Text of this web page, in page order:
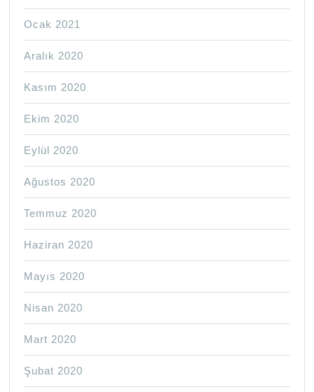
Ocak 2021
Aralık 2020
Kasım 2020
Ekim 2020
Eylül 2020
Ağustos 2020
Temmuz 2020
Haziran 2020
Mayıs 2020
Nisan 2020
Mart 2020
Şubat 2020